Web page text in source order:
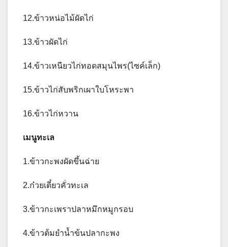
12.ข้าวหน่อไม้ผัดไก่
13.ข้าวผัดไก่
14.ข้าวเหนียวไก่ทอดสมุนไพร(ไซค์เล็ก)
15.ข้าวไก่สับพริกเผาใบโหระพา
16.ข้าวไก่หวาน
เมนูทะเล
1.ข้าวกะพงผัดขึ้นฉ่าย
2.ก๋วยเตี๋ยวคั่วทะเล
3.ข้าวกะเพราปลาหมึกหมูกรอบ
4.ข้าวต้มยำน้ำข้นปลากะพง